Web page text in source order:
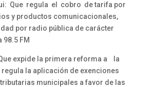
Que regula el cobro de tarifa por
y productos comunicacionales,
por radio pública de carácter
FM
expide la primera reforma a la
regula la aplicación de exenciones
municipales a favor de las